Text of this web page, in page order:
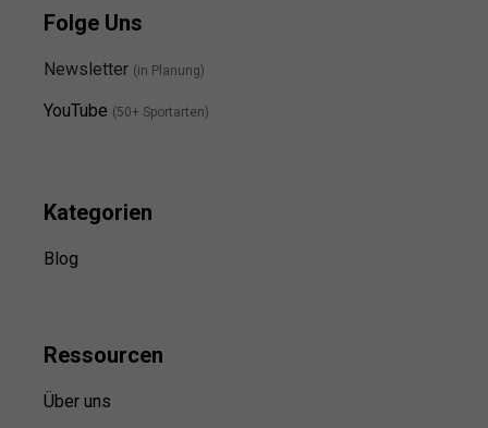
Folge Uns
Newsletter (in Planung)
YouTube (50+ Sportarten)
Kategorien
Blog
Ressourcen
Über uns